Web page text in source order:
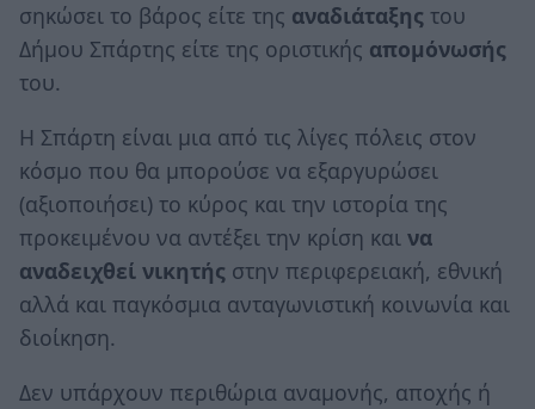
σηκώσει το βάρος είτε της αναδιάταξης του
Δήμου Σπάρτης είτε της οριστικής απομόνωσής
του.
Η Σπάρτη είναι μια από τις λίγες πόλεις στον
κόσμο που θα μπορούσε να εξαργυρώσει
(αξιοποιήσει) το κύρος και την ιστορία της
προκειμένου να αντέξει την κρίση και να
αναδειχθεί νικητής στην περιφερειακή, εθνική
αλλά και παγκόσμια ανταγωνιστική κοινωνία και
διοίκηση.
Δεν υπάρχουν περιθώρια αναμονής, αποχής ή